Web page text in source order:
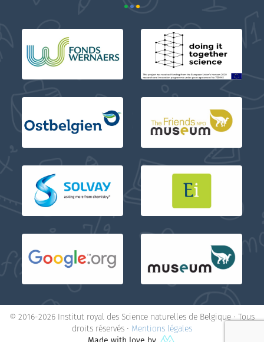
© 2016-2026 Institut royal des Science naturelles de Belgique • Tous
droits réservés • Mentions légales